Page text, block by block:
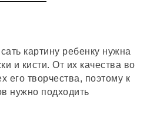
картину ребенку нужна
и кисти. От их качества во
его творчества, поэтому к
нужно подходить